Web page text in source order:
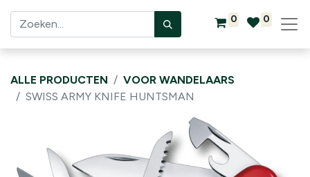
0 0
ALLE PRODUCTEN
VOOR WANDELAARS
SWISS ARMY KNIFE HUNTSMAN